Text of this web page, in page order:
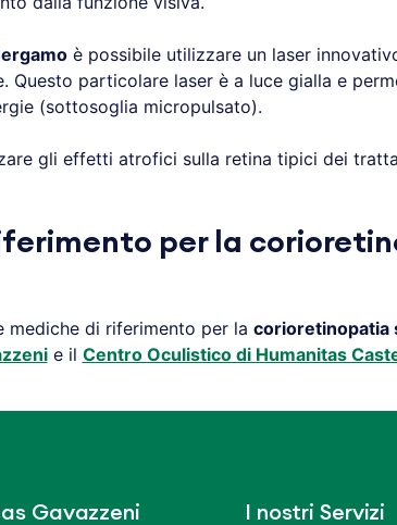
è possibile utilizzare un laser
Questo particolare laser è a luce gialla e
(sottosoglia micropulsato).
gli effetti atrofici sulla retina tipici dei
per la
mediche di riferimento per la corioretinopatia
e il Centro Oculistico di Humanitas
Gavazzeni I nostri Servizi